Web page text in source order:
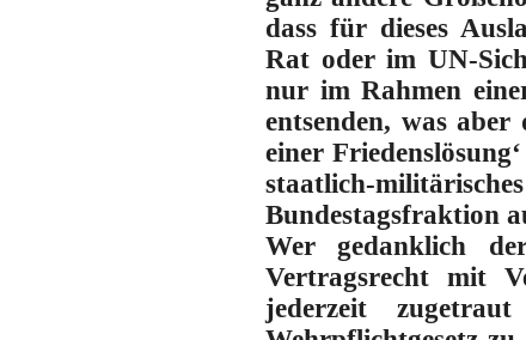
dass für dieses
Rat oder im UN-
nur im Rahmen
entsenden, was
einer
staatlich-
Bundestagsfraktion
Wer gedanklich
Vertragsrecht mit
jederzeit